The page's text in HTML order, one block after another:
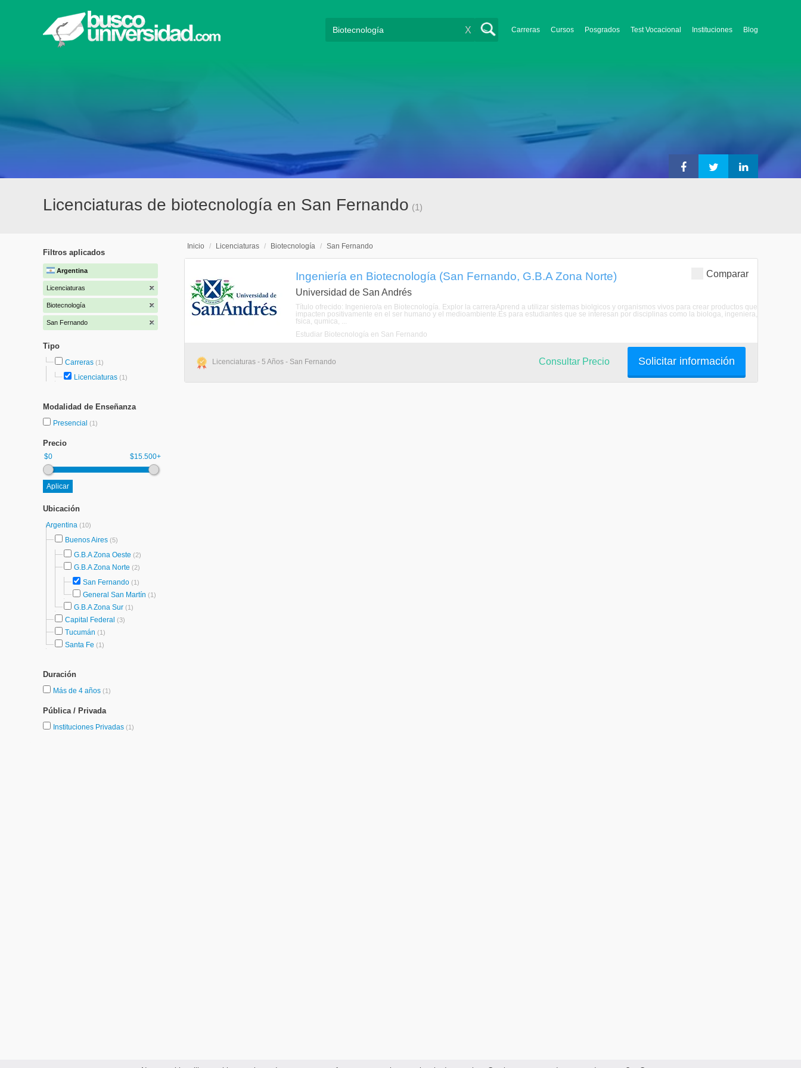
Carreras Cursos Posgrados Test Vocacional Instituciones Blog
X
Licenciaturas de biotecnología en San Fernando (1)
Filtros aplicados
Argentina
Licenciaturas
Biotecnología
San Fernando
Tipo
Carreras (1)
Licenciaturas (1)
Modalidad de Enseñanza
Presencial (1)
Precio
$0 $15.500+
Ubicación
Argentina (10)
Buenos Aires (5)
G.B.A Zona Oeste (2)
G.B.A Zona Norte (2)
San Fernando (1)
General San Martín (1)
G.B.A Zona Sur (1)
Capital Federal (3)
Tucumán (1)
Santa Fe (1)
Duración
Más de 4 años (1)
Pública / Privada
Instituciones Privadas (1)
Inicio / Licenciaturas / Biotecnología / San Fernando
Comparar
Ingeniería en Biotecnología (San Fernando, G.B.A Zona Norte)
Universidad de San Andrés
Título ofrecido: Ingeniero/a en Biotecnología. Explor la carreraAprend a utilizar sistemas biolgicos y organismos vivos para crear productos que
impacten positivamente en el ser humano y el medioambiente.Es para estudiantes que se interesan por disciplinas como la biologa, ingeniera,
fsica, qumica, ...
Estudiar Biotecnología en San Fernando
Licenciaturas - 5 Años - San Fernando Solicitar información
Consultar Precio